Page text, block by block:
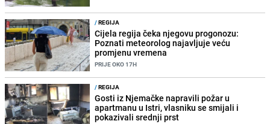
/REGIJA
Cijela regija čeka njegovu progonozu:
Poznati meteorolog najavljuje veću
promjenu vremena
PRIJE OKO 17H
/REGIJA
Gosti iz Njemačke napravili požar u
apartmanu u Istri, vlasniku se smijali i
pokazivali srednji prst